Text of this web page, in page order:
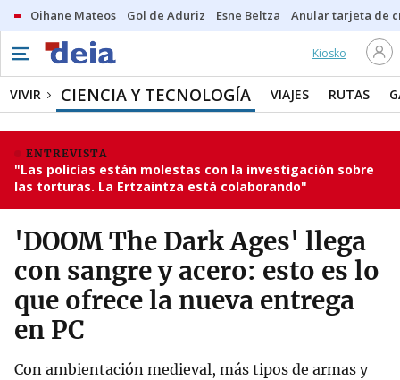
Oihane Mateos Gol de Aduriz Esne Beltza Anular tarjeta de
Kiosko
VIVIR CIENCIA Y TECNOLOGÍA VIAJES RUTAS
ENTREVISTA
"Las policías están molestas con la investigación sobre
las torturas. La Ertzaintza está colaborando"
'DOOM The Dark Ages' llega
con sangre y acero: esto es lo
que ofrece la nueva entrega
en PC
Con ambientación medieval, más tipos de armas y